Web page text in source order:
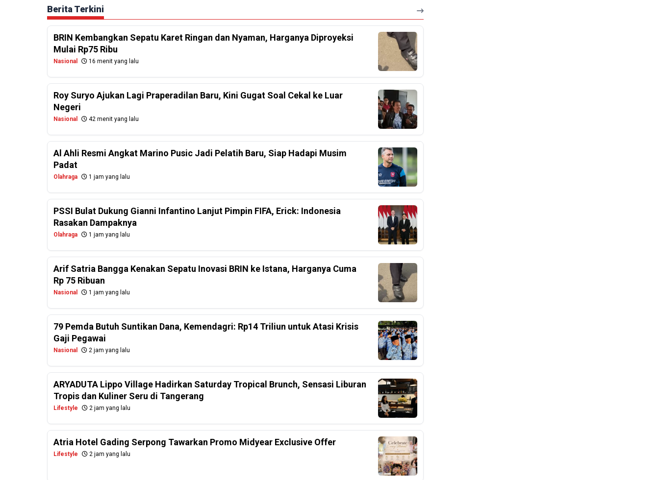
Berita Terkini
BRIN Kembangkan Sepatu Karet Ringan dan Nyaman, Harganya Diproyeksi
Mulai Rp75 Ribu
Nasional 16 menit yang lalu
Roy Suryo Ajukan Lagi Praperadilan Baru, Kini Gugat Soal Cekal ke Luar
Negeri
Nasional 42 menit yang lalu
Al Ahli Resmi Angkat Marino Pusic Jadi Pelatih Baru, Siap Hadapi Musim
Padat
Olahraga 1 jam yang lalu
PSSI Bulat Dukung Gianni Infantino Lanjut Pimpin FIFA, Erick: Indonesia
Rasakan Dampaknya
Olahraga 1 jam yang lalu
Arif Satria Bangga Kenakan Sepatu Inovasi BRIN ke Istana, Harganya Cuma
Rp 75 Ribuan
Nasional 1 jam yang lalu
79 Pemda Butuh Suntikan Dana, Kemendagri: Rp14 Triliun untuk Atasi Krisis
Gaji Pegawai
Nasional 2 jam yang lalu
ARYADUTA Lippo Village Hadirkan Saturday Tropical Brunch, Sensasi Liburan
Tropis dan Kuliner Seru di Tangerang
Lifestyle 2 jam yang lalu
Atria Hotel Gading Serpong Tawarkan Promo Midyear Exclusive Offer
Lifestyle 2 jam yang lalu